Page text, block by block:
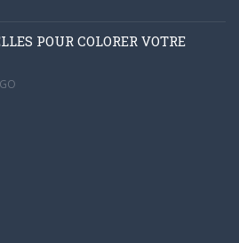
POUR COLORER VOTRE